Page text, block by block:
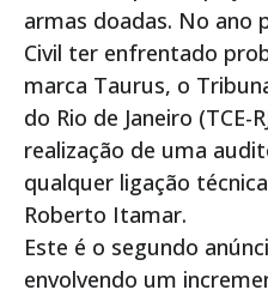
armas doadas. No ano
Civil ter enfrentado
marca Taurus, o
do Rio de Janeiro (TCE-
realização de uma
qualquer ligação
Roberto Itamar.
Este é o segundo
envolvendo um